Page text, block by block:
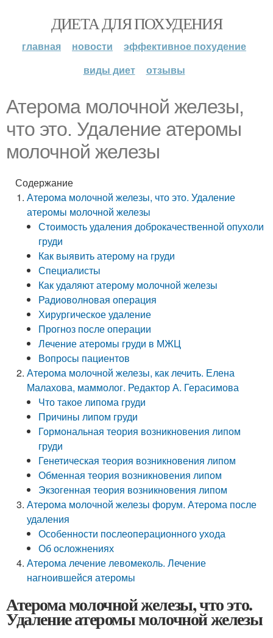
ДИЕТА ДЛЯ ПОХУДЕНИЯ
главная новости
эффективное похудение
виды диет
отзывы
Атерома молочной железы,
что это. Удаление атеромы
молочной железы
Содержание
Атерома молочной железы, что это. Удаление
атеромы молочной железы
Стоимость удаления доброкачественной опухоли
груди
Как выявить атерому на груди
Специалисты
Как удаляют атерому молочной железы
Радиоволновая операция
Хирургическое удаление
Прогноз после операции
Лечение атеромы груди в МЖЦ
Вопросы пациентов
Атерома молочной железы, как лечить. Елена
Малахова, маммолог. Редактор А. Герасимова
Что такое липома груди
Причины липом груди
Гормональная теория возникновения липом
груди
Генетическая теория возникновения липом
Обменная теория возникновения липом
Экзогенная теория возникновения липом
Атерома молочной железы форум. Атерома после
удаления
Особенности послеоперационного ухода
Об осложнениях
Атерома лечение левомеколь. Лечение
нагноившейся атеромы
Атерома молочной железы, что это.
Удаление атеромы молочной железы